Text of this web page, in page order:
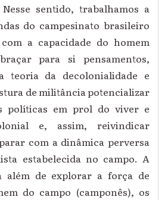
sentido, trabalhamos a
do campesinato brasileiro
a capacidade do homem
para si pensamentos,
teoria da decolonialidade e
de militância potencializar
políticas em prol do viver e
e, assim, reivindicar
com a dinâmica perversa
estabelecida no campo. A
além de explorar a força de
do campo (camponês), os